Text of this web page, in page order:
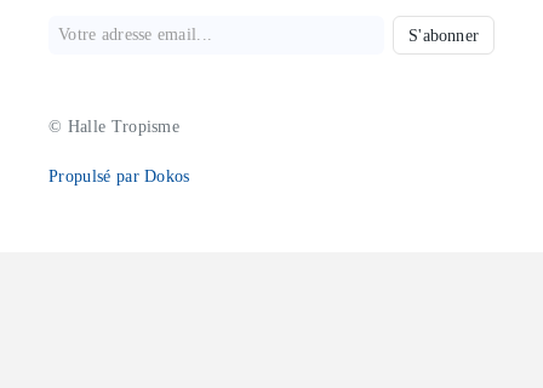
S'abonner
© Halle Tropisme
Propulsé par Dokos